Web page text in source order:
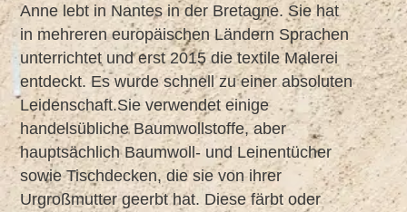
Anne lebt in Nantes in der Bretagne. Sie hat
in mehreren europäischen Ländern Sprachen
unterrichtet und erst 2015 die textile Malerei
entdeckt. Es wurde schnell zu einer absoluten
Leidenschaft.Sie verwendet einige
handelsübliche Baumwollstoffe, aber
hauptsächlich Baumwoll- und Leinentücher
sowie Tischdecken, die sie von ihrer
Urgroßmutter geerbt hat. Diese färbt oder